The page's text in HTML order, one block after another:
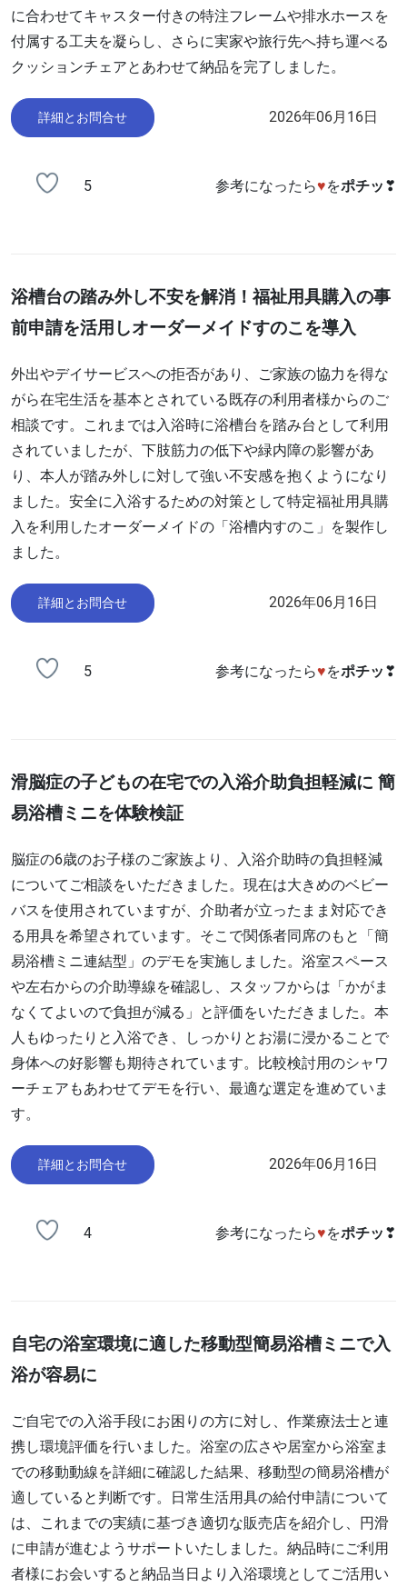
に合わせてキャスター付きの特注フレームや排水ホースを
付属する工夫を凝らし、さらに実家や旅行先へ持ち運べる
クッションチェアとあわせて納品を完了しました。
詳細とお問合せ 2026年06月16日
5 参考になったら♥をポチッ ❣
浴槽台の踏み外し不安を解消！福祉用具購入の事
前申請を活用しオーダーメイドすのこを導入
外出やデイサービスへの拒否があり、ご家族の協力を得な
がら在宅生活を基本とされている既存の利用者様からのご
相談です。これまでは入浴時に浴槽台を踏み台として利用
されていましたが、下肢筋力の低下や緑内障の影響があ
り、本人が踏み外しに対して強い不安感を抱くようになり
ました。安全に入浴するための対策として特定福祉用具購
入を利用したオーダーメイドの「浴槽内すのこ」を製作し
ました。
詳細とお問合せ 2026年06月16日
5 参考になったら♥をポチッ ❣
滑脳症の子どもの在宅での入浴介助負担軽減に 簡
易浴槽ミニを体験検証
脳症の6歳のお子様のご家族より、入浴介助時の負担軽減
についてご相談をいただきました。現在は大きめのベビー
バスを使用されていますが、介助者が立ったまま対応でき
る用具を希望されています。そこで関係者同席のもと「簡
易浴槽ミニ連結型」のデモを実施しました。浴室スペース
や左右からの介助導線を確認し、スタッフからは「かがま
なくてよいので負担が減る」と評価をいただきました。本
人もゆったりと入浴でき、しっかりとお湯に浸かることで
身体への好影響も期待されています。比較検討用のシャワ
ーチェアもあわせてデモを行い、最適な選定を進めていま
す。
詳細とお問合せ 2026年06月16日
4 参考になったら♥をポチッ ❣
自宅の浴室環境に適した移動型簡易浴槽ミニで入
浴が容易に
ご自宅での入浴手段にお困りの方に対し、作業療法士と連
携し環境評価を行いました。浴室の広さや居室から浴室ま
での移動動線を詳細に確認した結果、移動型の簡易浴槽が
適していると判断です。日常生活用具の給付申請について
は、これまでの実績に基づき適切な販売店を紹介し、円滑
に申請が進むようサポートいたしました。納品時にご利用
者様にお会いすると納品当日より入浴環境としてご活用い